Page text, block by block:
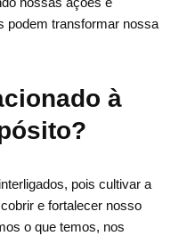
podem transformar nossa
à
pois cultivar a
e fortalecer nosso
o que temos, nos